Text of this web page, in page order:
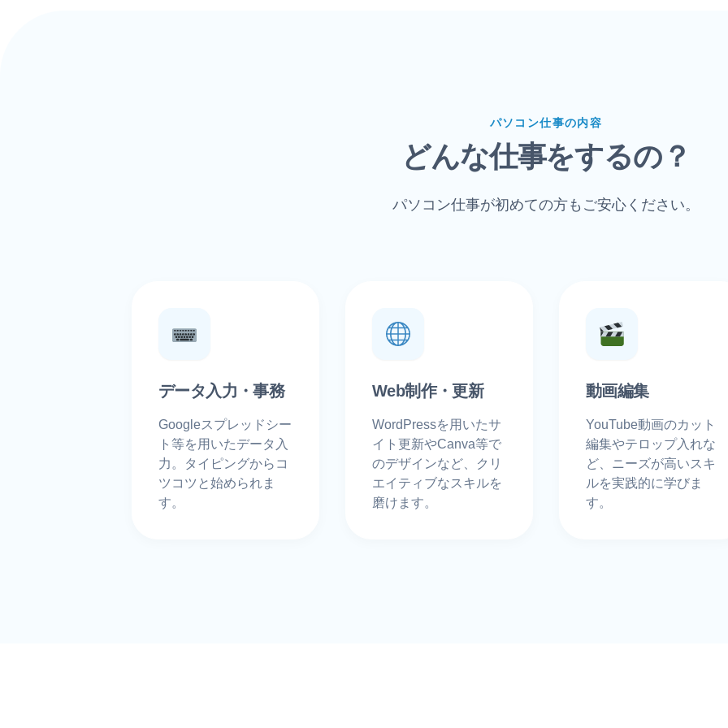
パソコン仕事の内容
どんな仕事をするの？
パソコン仕事が初めての方もご安心ください。
データ入力・事務
Googleスプレッドシー
ト等を用いたデータ入
力。タイピングからコ
ツコツと始められま
す。
Web制作・更新
WordPressを用いたサ
イト更新やCanva等で
のデザインなど、クリ
エイティブなスキルを
磨けます。
動画編集
YouTube動画のカット
編集やテロップ入れな
ど、ニーズが高いスキ
ルを実践的に学びま
す。